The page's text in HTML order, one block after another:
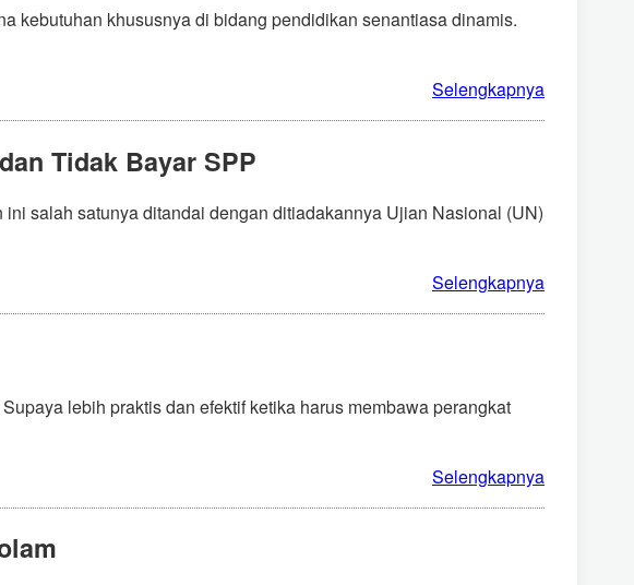
kebutuhan khususnya di bidang pendidikan senantiasa dinamis.
Selengkapnya
Tidak Bayar SPP
salah satunya ditandai dengan ditiadakannya Ujian Nasional (UN)
Selengkapnya
lebih praktis dan efektif ketika harus membawa perangkat
Selengkapnya